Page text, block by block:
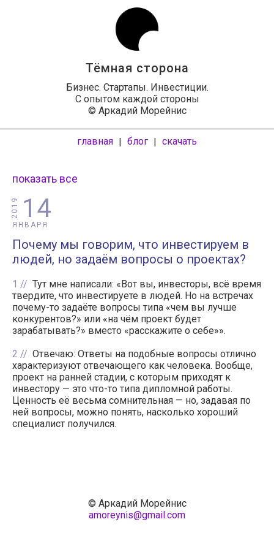
Тёмная сторона
Бизнес. Стартапы. Инвестиции.
С опытом каждой стороны
© Аркадий Морейнис
главная | блог | скачать
показать все
14
ЯНВАРЯ
2019
Почему мы говорим, что инвестируем в
людей, но задаём вопросы о проектах?
1
Тут мне написали: «Вот вы, инвесторы, всё время
твердите, что инвестируете в людей. Но на встречах
почему-то задаёте вопросы типа «чем вы лучше
конкурентов?» или «на чём проект будет
зарабатывать?» вместо «расскажите о себе»».
2
Отвечаю: Ответы на подобные вопросы отлично
характеризуют отвечающего как человека. Вообще,
проект на ранней стадии, с которым приходят к
инвестору — это что-то типа дипломной работы.
Ценность её весьма сомнительная — но, задавая по
ней вопросы, можно понять, насколько хороший
специалист получился.
© Аркадий Морейнис
amoreynis@gmail.com